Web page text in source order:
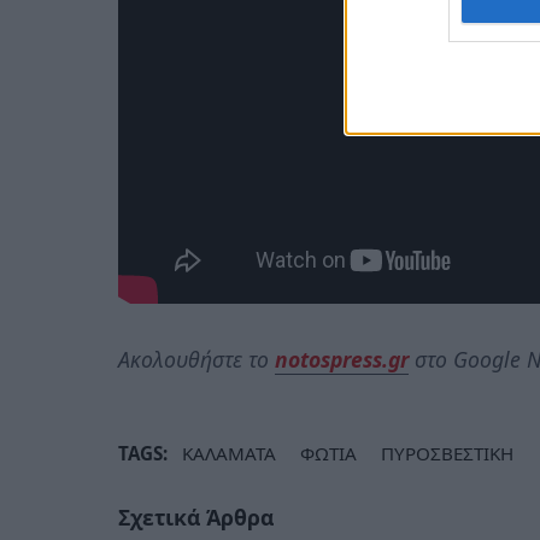
Ακολουθήστε το notospress.grστο Google
TAGS: ΚΑΛΑΜΑΤΑ ΦΩΤΙΑ ΠΥΡΟΣΒΕΣΤΙΚΗ
Σχετικά Άρθρα